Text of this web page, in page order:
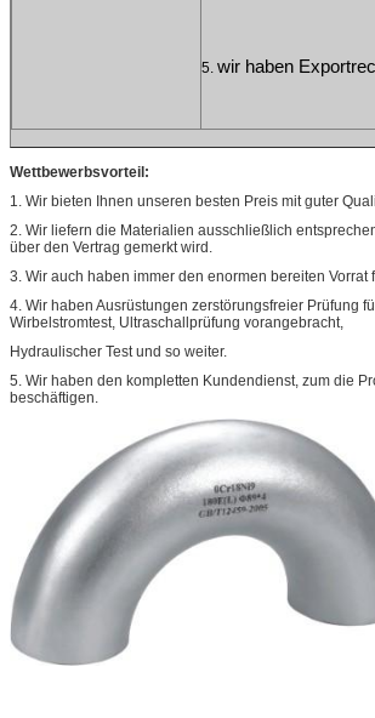
5. wir haben
Wettbewerbsvorteil:
1. Wir bieten Ihnen unseren besten Preis mit guter
2. Wir liefern die Materialien ausschließlich
über den Vertrag gemerkt wird.
3. Wir auch haben immer den enormen bereiten Vorrat
4. Wir haben Ausrüstungen zerstörungsfreier Prüfung
Wirbelstromtest, Ultraschallprüfung vorangebracht,
Hydraulischer Test und so weiter.
5. Wir haben den kompletten Kundendienst, zum die
beschäftigen.